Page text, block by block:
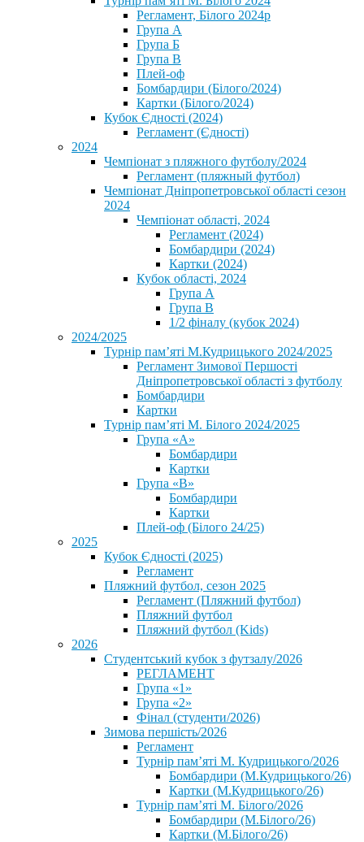
Регламент, Білого 2024р
Група А
Група Б
Група В
Плей-оф
Бомбардири (Білого/2024)
Картки (Білого/2024)
Кубок Єдності (2024)
Регламент (Єдності)
2024
Чемпіонат з пляжного футболу/2024
Регламент (пляжный футбол)
Чемпіонат Дніпропетровської області сезон
2024
Чемпіонат області, 2024
Регламент (2024)
Бомбардири (2024)
Картки (2024)
Кубок області, 2024
Група А
Група В
1/2 фіналу (кубок 2024)
2024/2025
Турнір пам’яті М.Кудрицького 2024/2025
Регламент Зимової Першості
Дніпропетровської області з футболу
Бомбардири
Картки
Турнір пам’яті М. Білого 2024/2025
Група «А»
Бомбардири
Картки
Група «В»
Бомбардири
Картки
Плей-оф (Білого 24/25)
2025
Кубок Єдності (2025)
Регламент
Пляжний футбол, сезон 2025
Регламент (Пляжний футбол)
Пляжний футбол
Пляжний футбол (Kids)
2026
Студентський кубок з футзалу/2026
РЕГЛАМЕНТ
Група «1»
Група «2»
Фінал (студенти/2026)
⁨Зимова першість/2026⁩
Регламент
Турнір пам’яті М. Кудрицького/2026
Бомбардири (М.Кудрицького/26)
Картки (М.Кудрицького/26)
Турнір пам’яті М. Білого/2026
Бомбардири (М.Білого/26)
Картки (М.Білого/26)